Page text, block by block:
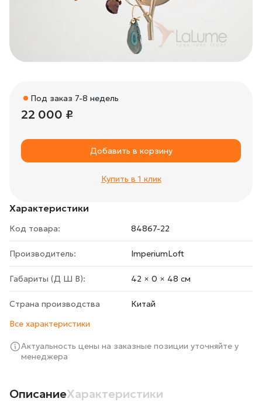
Характеристики
Код товара: 84867-22
Производитель: ImperiumLoft
Габариты (Д Ш В): 42 × 0 × 48 cм
Страна производства
Китай
Все характеристики
Актуальность цены на заказные позиции уточняйте у
менеджера
Под заказ 7-8 недель
22 000 ₽
Добавить в корзину
Купить в 1 клик
ОписаниеХарактеристики